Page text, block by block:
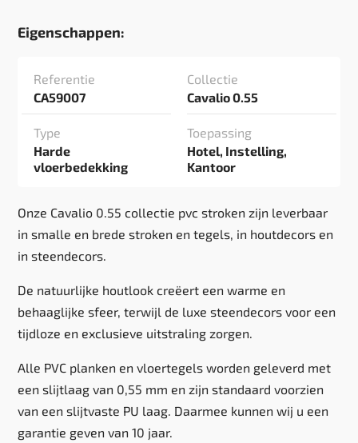
Eigenschappen:
Referentie
CA59007
Collectie
Cavalio 0.55
Type
Harde
vloerbedekking
Toepassing
Hotel, Instelling,
Kantoor
Onze Cavalio 0.55 collectie pvc stroken zijn leverbaar
in smalle en brede stroken en tegels, in houtdecors en
in steendecors.
De natuurlijke houtlook creëert een warme en
behaaglijke sfeer, terwijl de luxe steendecors voor een
tijdloze en exclusieve uitstraling zorgen.
Alle PVC planken en vloertegels worden geleverd met
een slijtlaag van 0,55 mm en zijn standaard voorzien
van een slijtvaste PU laag. Daarmee kunnen wij u een
garantie geven van 10 jaar.